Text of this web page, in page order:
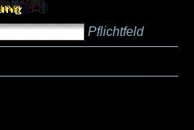
Pflichtfeld